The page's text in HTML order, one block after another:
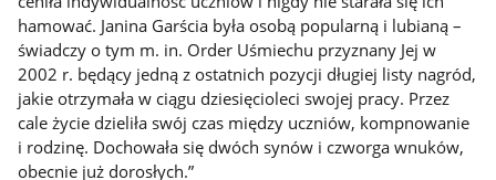
hamować. Janina Garścia była osobą popularną i lubianą –
świadczy o tym m. in. Order Uśmiechu przyznany Jej w
2002 r. będący jedną z ostatnich pozycji długiej listy nagród,
jakie otrzymała w ciągu dziesięcioleci swojej pracy. Przez
cale życie dzieliła swój czas między uczniów, kompnowanie
i rodzinę. Dochowała się dwóch synów i czworga wnuków,
obecnie już dorosłych.”